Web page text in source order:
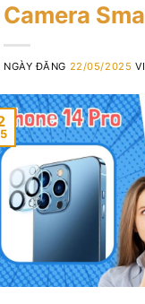
Camera
NGÀY ĐĂNG 22/05/2025